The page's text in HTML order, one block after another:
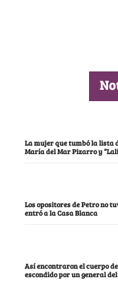
La mujer que tumbó la lista
María del Mar Pizarro y
Los opositores de Petro no
entró a la Casa Blanca
Así encontraron el cuerpo
escondido por un general